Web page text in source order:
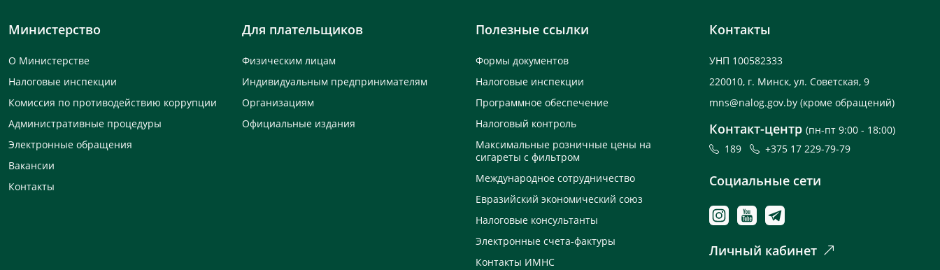
Министерство
О Министерстве
Налоговые инспекции
Комиссия по противодействию коррупции
Административные процедуры
Электронные обращения
Вакансии
Контакты
Для плательщиков
Физическим лицам
Индивидуальным предпринимателям
Организациям
Официальные издания
Полезные ссылки
Формы документов
Налоговые инспекции
Программное обеспечение
Налоговый контроль
Максимальные розничные цены на
сигареты с фильтром
Международное сотрудничество
Евразийский экономический союз
Налоговые консультанты
Электронные счета-фактуры
Контакты ИМНС
Контакты
УНП 100582333
220010, г. Минск, ул. Советская, 9
mns@nalog.gov.by (кроме обращений)
Контакт-центр (пн-пт 9:00 - 18:00)
189
+375 17 229-79-79
Социальные сети
Личный кабинет